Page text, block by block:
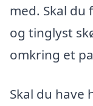
med. Skal
og tinglyst
omkring et
Skal du